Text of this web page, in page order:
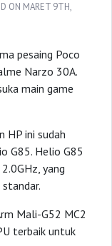
ON MARET 9TH,
pesaing Poco
Narzo 30A.
main game
HP ini sudah
G85. Helio G85
yang
Mali-G52 MC2
terbaik untuk